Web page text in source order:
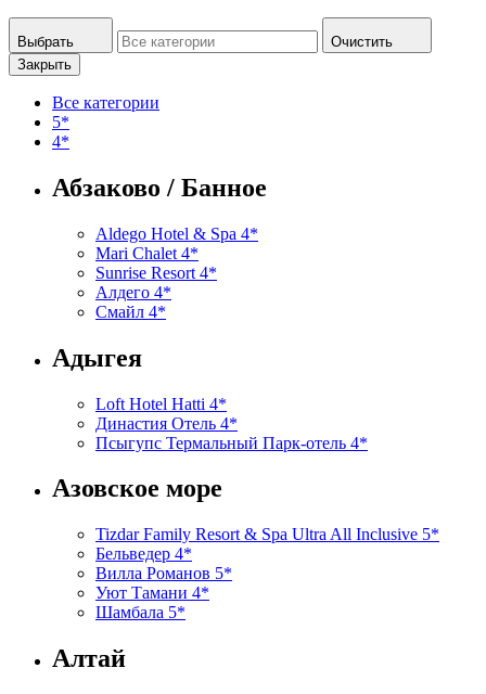
Выбрать
Очистить
Закрыть
Все категории
5*
4*
Абзаково / Банное
Aldego Hotel & Spa 4*
Mari Chalet 4*
Sunrise Resort 4*
Алдего 4*
Смайл 4*
Адыгея
Loft Hotel Hatti 4*
Династия Отель 4*
Псыгупс Термальный Парк-отель 4*
Азовское море
Tizdar Family Resort & Spa Ultra All Inclusive 5*
Бельведер 4*
Вилла Романов 5*
Уют Тамани 4*
Шамбала 5*
Алтай